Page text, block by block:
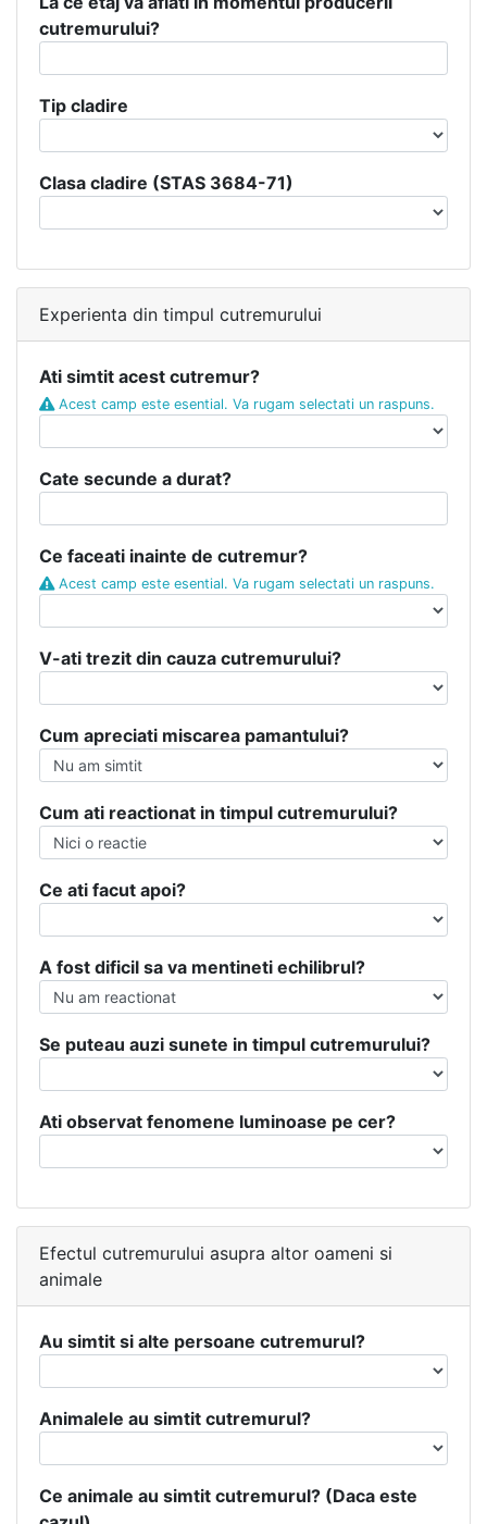
cutremurului?
Tip cladire
Clasa cladire (STAS 3684-71)
Experienta din timpul cutremurului
Ati simtit acest cutremur?
Acest camp este esential. Va rugam selectati un raspuns.
Cate secunde a durat?
Ce faceati inainte de cutremur?
Acest camp este esential. Va rugam selectati un raspuns.
V-ati trezit din cauza cutremurului?
Cum apreciati miscarea pamantului?
Cum ati reactionat in timpul cutremurului?
Ce ati facut apoi?
A fost dificil sa va mentineti echilibrul?
Se puteau auzi sunete in timpul cutremurului?
Ati observat fenomene luminoase pe cer?
Efectul cutremurului asupra altor oameni si
animale
Au simtit si alte persoane cutremurul?
Animalele au simtit cutremurul?
Ce animale au simtit cutremurul? (Daca este